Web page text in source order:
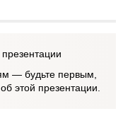
— будьте первым,
этой презентации.